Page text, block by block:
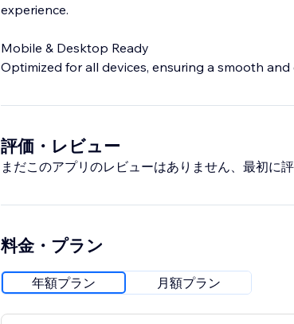
experience.
Mobile & Desktop Ready
Optimized for all devices, ensuring a smooth
評価・レビュー
まだこのアプリのレビューはありません、最初に評
料金・プラン
年額プラン 月額プラン